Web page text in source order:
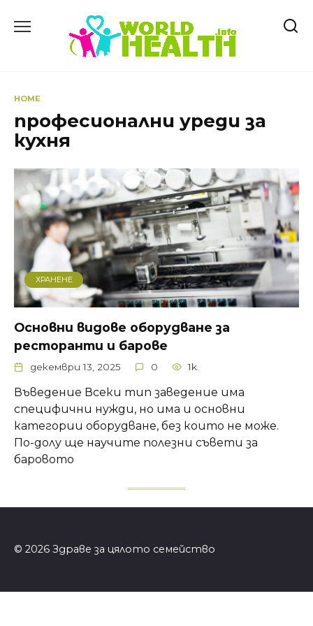
HOME
професионални уреди за
кухня
ХРАНЕНЕ
Основни видове оборудване за
ресторанти и барове
декември 13, 2025 0 1k.
Въведение Всеки тип заведение има
специфични нужди, но има и основни
категории оборудване, без които не може.
По-долу ще научите полезни съвети за
баровото
© 2026 Здраве за цялото семейство